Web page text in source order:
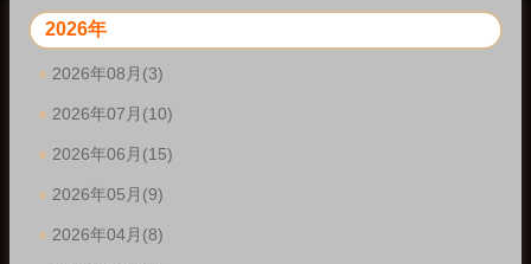
2026年
2026年08月(3)
2026年07月(10)
2026年06月(15)
2026年05月(9)
2026年04月(8)